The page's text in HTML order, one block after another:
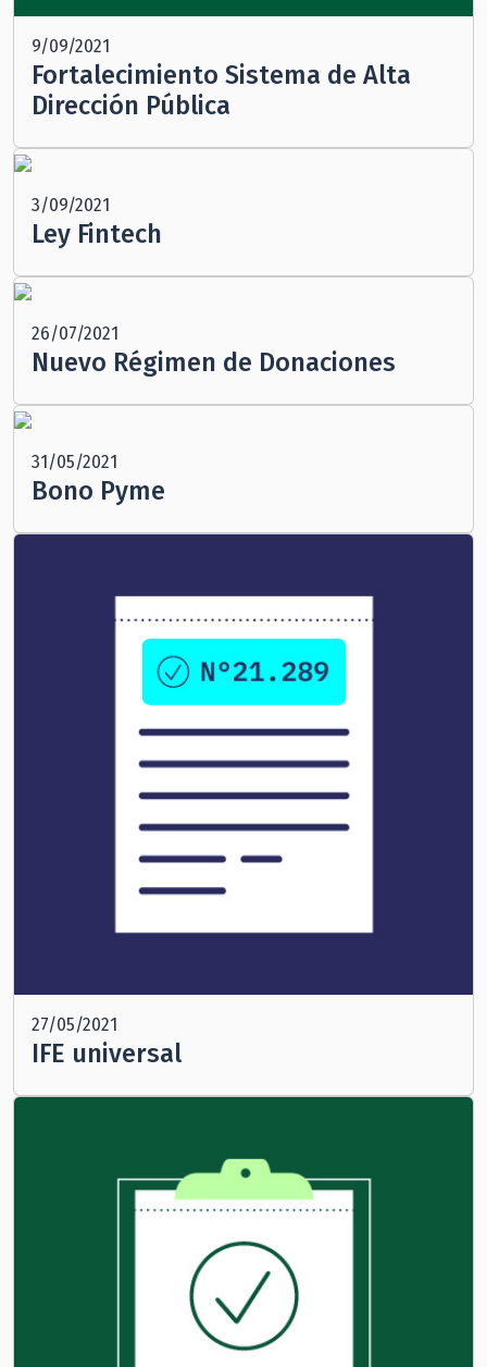
9/09/2021
Fortalecimiento Sistema de Alta
Dirección Pública
3/09/2021
Ley Fintech
26/07/2021
Nuevo Régimen de Donaciones
31/05/2021
Bono Pyme
27/05/2021
IFE universal